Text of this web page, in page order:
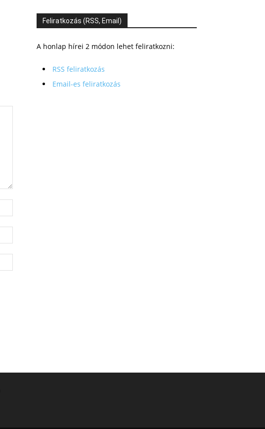
Feliratkozás (RSS, Email)
A honlap hírei 2 módon lehet feliratkozni:
RSS feliratkozás
Email-es feliratkozás